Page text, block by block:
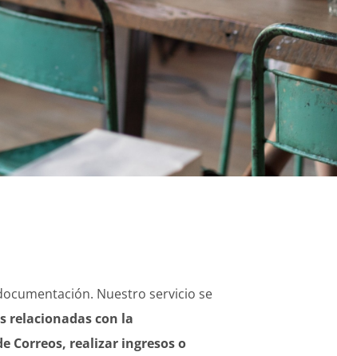
Nuestro servicio se
relacionadas con la
Correos, realizar ingresos o